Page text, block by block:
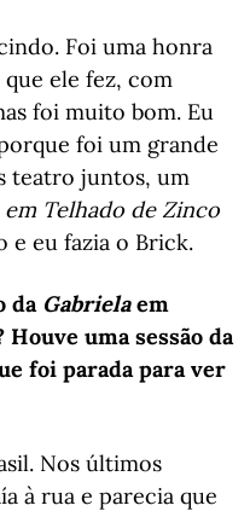
Foi uma honra
ele fez, com
foi muito bom. Eu
foi um grande
teatro juntos, um
em Telhado de Zinco
e eu fazia o Brick.
da Gabrielaem
uma sessão da
foi parada para ver
Nos últimos
à rua e parecia que